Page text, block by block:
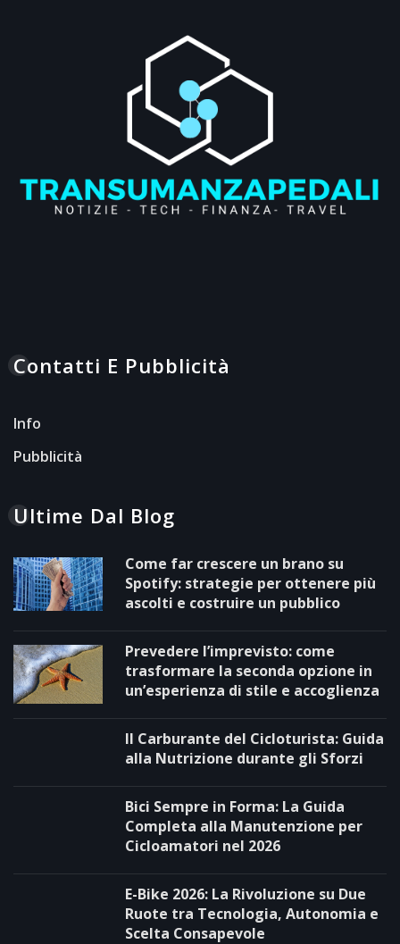
Contatti E Pubblicità
Info
Pubblicità
Ultime Dal Blog
Come far crescere un brano su
Spotify: strategie per ottenere più
ascolti e costruire un pubblico
Prevedere l’imprevisto: come
trasformare la seconda opzione in
un’esperienza di stile e accoglienza
Il Carburante del Cicloturista: Guida
alla Nutrizione durante gli Sforzi
Bici Sempre in Forma: La Guida
Completa alla Manutenzione per
Cicloamatori nel 2026
E-Bike 2026: La Rivoluzione su Due
Ruote tra Tecnologia, Autonomia e
Scelta Consapevole